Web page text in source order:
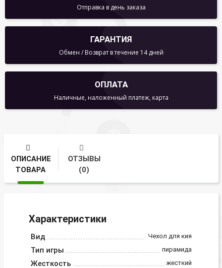
Отправка в день заказа
ГАРАНТИЯ
Обмен / Возврат в течение 14 дней
ОПЛАТА
Наличные, наложенный платеж, карта
ОПИСАНИЕ
ТОВАРА
ОТЗЫВЫ
(0)
Характеристики
Вид Чехол для кия
Тип игры пирамида
Жесткость жесткий